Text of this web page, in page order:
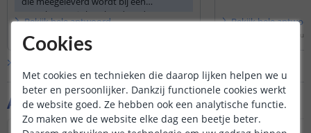
Aanvullende producten
complete set is berekend op de
extra strips aan.
Bekijkheleantwoord
Door Levi woensdag 1 oktober 2025
Bekijkhele
maandag 7 juli
Cookies
Met cookies en technieken die daarop lijken helpen we u
beter en persoonlijker. Dankzij functionele cookies werkt
de website goed. Ze hebben ook een analytische functie.
Zo maken we de website elke dag een beetje beter.